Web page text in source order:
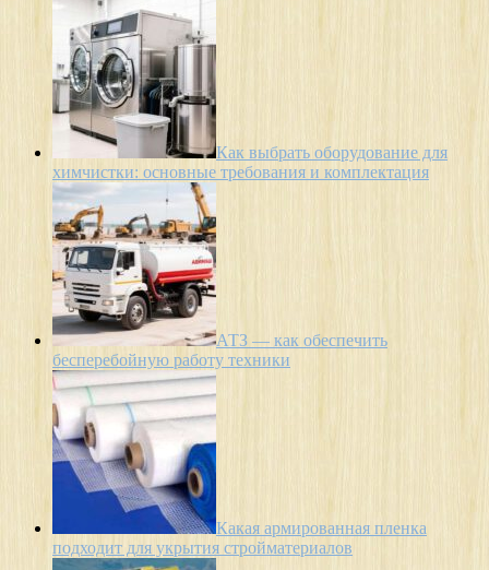
Как выбрать оборудование для
химчистки: основные требования и комплектация
АТЗ — как обеспечить
бесперебойную работу техники
Какая армированная пленка
подходит для укрытия стройматериалов